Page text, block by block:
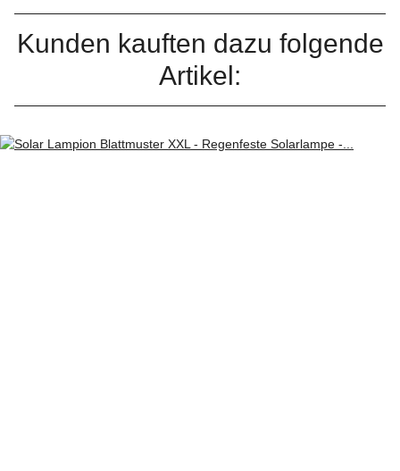
Kunden kauften dazu folgende
Artikel: